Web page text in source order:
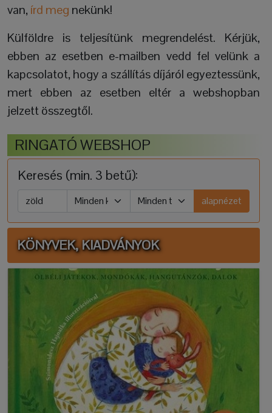
van, írd meg nekünk!
Külföldre is teljesítünk megrendelést. Kérjük,
ebben az esetben e-mailben vedd fel velünk a
kapcsolatot, hogy a szállítás díjáról egyeztessünk,
mert ebben az esetben eltér a webshopban
jelzett összegtől.
RINGATÓ WEBSHOP
Keresés (min. 3 betű):
alapnézet
KÖNYVEK, KIADVÁNYOK